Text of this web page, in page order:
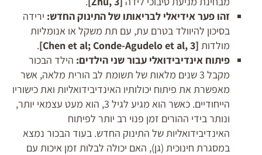
זהו פער אידיאלי לבריאותו של התינוק החדש: ירידה
בסיכון להיוולד בטרם עת, עם תת משקל או אנומליות
מולדות [
Chen et al; Conde-Agudelo et al, 3]
.
פיתוח אינדיבידואלי עבור שני הילדים: הילד הבכור
מקבל 3 שנים מלאות של תשומת לב הורית מלאה, אשר
מאפשרת את פיתוח יכולותיו האינדיבידואליות ואת כישוריו
הייחודיים. כאשר הוא מגיע לגיל 3, הוא מעט עצמאי יותר,
ונותר בידי ההורים זמן פנוי רב יותר לפיתוח
האינדיבידואליות של התינוק החדש. בעוד הבכור נמצא
במסגרת חינוכית (גן), האם יכולה לבלות זמן איכות עם